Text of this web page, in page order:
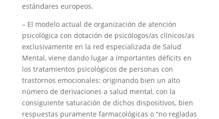
estándares europeos.
– El modelo actual de organización de atención
psicológica con dotación de psicólogos/as clínicos/as
exclusivamente en la red especializada de Salud
Mental, viene dando lugar a importantes déficits en
los tratamientos psicológicos de personas con
trastornos emocionales: originando bien un alto
número de derivaciones a salud mental, con la
consiguiente saturación de dichos dispositivos, bien
respuestas puramente farmacológicas o “no regladas